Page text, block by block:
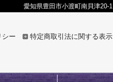
愛知県豊田市小渡町南貝津20-1
シー 特定商取引法に関する表示